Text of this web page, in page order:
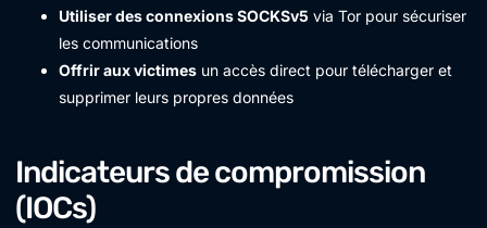
Utiliser des connexions SOCKSv5 via Tor pour sécuriser
les communications
Offrir aux victimes un accès direct pour télécharger et
supprimer leurs propres données
Indicateurs de compromission
(IOCs)